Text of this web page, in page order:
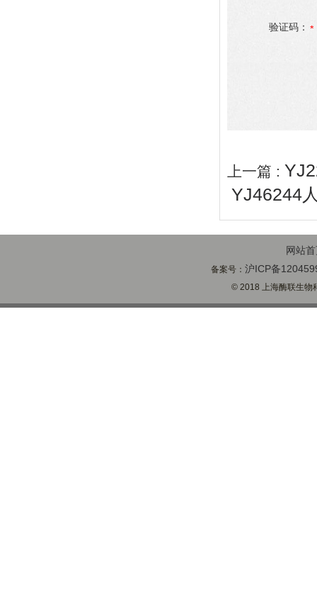
验证码：
上一篇 :
YJ46244
网站
备案号：沪ICP备
© 2018 上海酶联生物